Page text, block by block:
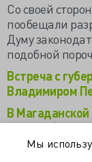
Со своей
пообещали
Думу
подобной
Встреча с
Владимиром
В Магаданской
КамАЗа
Сенаторы
Мы